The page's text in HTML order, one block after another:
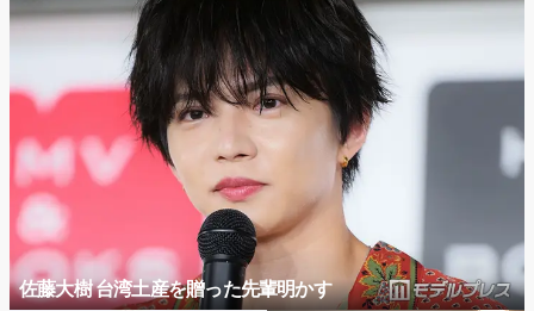
佐藤大樹 台湾土産を贈った先輩明かす